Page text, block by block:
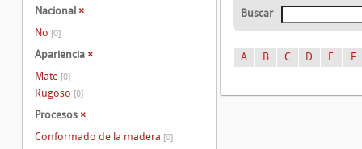
Buscar
A B C D E F
Nacional ×
No [0]
Apariencia ×
Mate [0]
Rugoso [0]
Procesos ×
Conformado de la madera [0]